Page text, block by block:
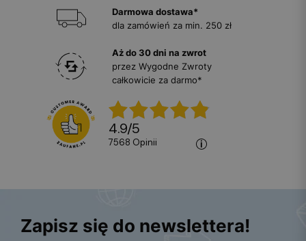
Darmowa dostawa*
dla zamówień za min. 250 zł
Aż do 30 dni na zwrot
przez Wygodne Zwroty
całkowicie za darmo*
4.9/5
7568 opinii
Zapisz się do newslettera!